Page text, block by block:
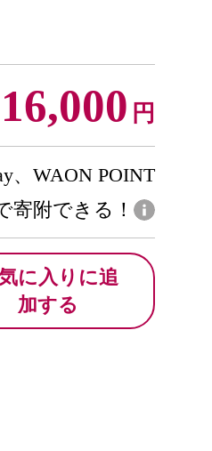
16,000 円
、WAON POINT
寄附できる！
に入りに追
加する